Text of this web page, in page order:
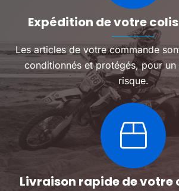
Expédition de votre
Les articles de votre commande
conditionnés et protégés, pour un
risque.
Livraison rapide de votre